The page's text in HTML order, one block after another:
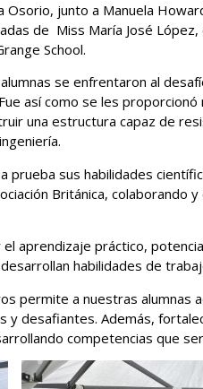
Osorio, junto a Manuela
de Miss María José
School.
se enfrentaron al
así como se les
una estructura capaz de
prueba sus habilidades
Británica, colaborando
aprendizaje práctico,
habilidades de
permite a nuestras alumnas
y desafiantes. Además,
competencias que